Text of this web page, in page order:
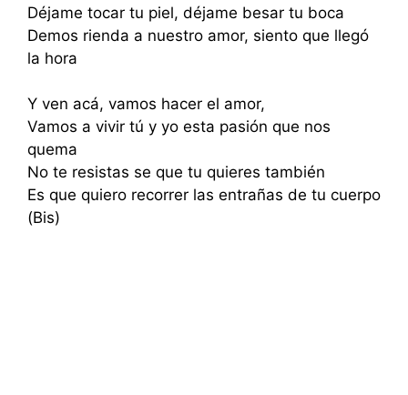
Déjame tocar tu piel, déjame besar tu boca
Demos rienda a nuestro amor, siento que llegó
la hora
Y ven acá, vamos hacer el amor,
Vamos a vivir tú y yo esta pasión que nos
quema
No te resistas se que tu quieres también
Es que quiero recorrer las entrañas de tu cuerpo
(Bis)